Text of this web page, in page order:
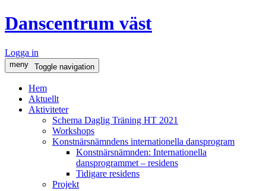
Danscentrum väst
Logga in
meny Toggle navigation
Hem
Aktuellt
Aktiviteter
Schema Daglig Träning HT 2021
Workshops
Konstnärsnämndens internationella dansprogram
Konstnärsnämnden: Internationella
dansprogrammet – residens
Tidigare residens
Projekt